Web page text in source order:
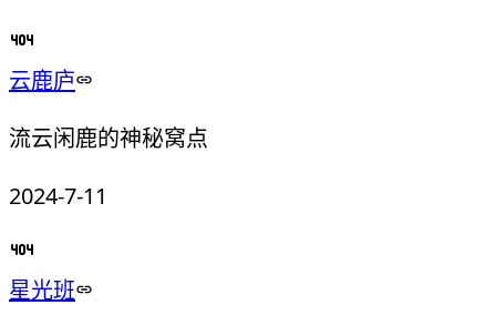
云鹿庐
流云闲鹿的神秘窝点
2024-7-11
星光班